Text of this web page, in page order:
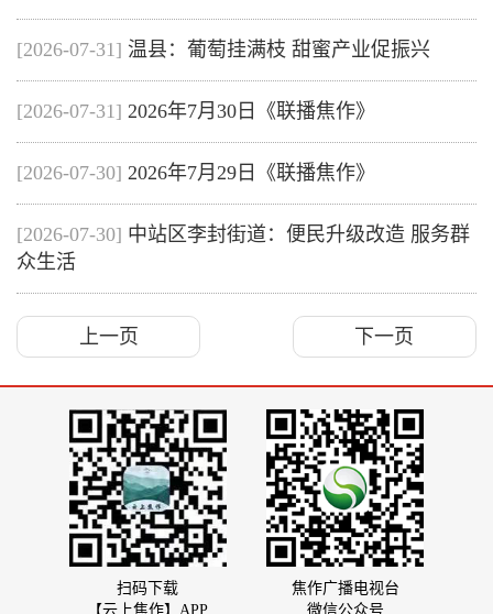
[2026-07-31] 温县：葡萄挂满枝 甜蜜产业促振兴
[2026-07-31] 2026年7月30日《联播焦作》
[2026-07-30] 2026年7月29日《联播焦作》
[2026-07-30] 中站区李封街道：便民升级改造 服务群
众生活
上一页 下一页
扫码下载
【云上焦作】APP
焦作广播电视台
微信公众号